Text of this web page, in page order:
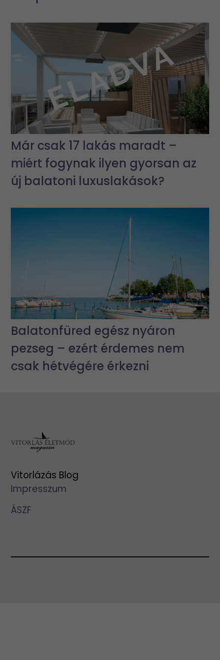
Már csak 17 lakás maradt –
miért fogynak ilyen gyorsan az
új balatoni luxuslakások?
Balatonfüred egész nyáron
pezseg – ezért érdemes nem
csak hétvégére érkezni
Vitorlázás Blog
Impresszum
ÁSZF